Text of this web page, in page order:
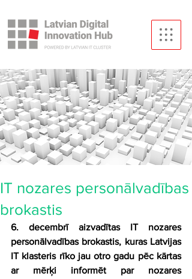
IT nozares personālvadības
brokastis
6. decembrī aizvadītas IT nozares
personālvadības brokastis, kuras Latvijas
IT klasteris rīko jau otro gadu pēc kārtas
ar mērķi informēt par nozares